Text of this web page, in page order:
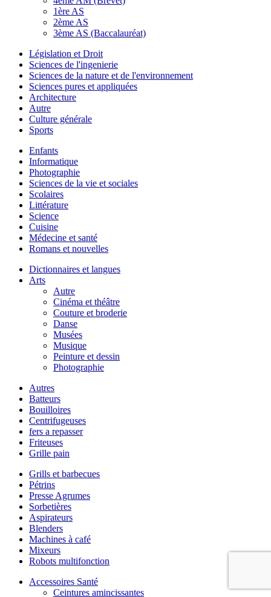
1ère AS
2ème AS
3ème AS (Baccalauréat)
Législation et Droit
Sciences de l'ingenierie
Sciences de la nature et de l'environnement
Sciences pures et appliquées
Architecture
Autre
Culture générale
Sports
Enfants
Informatique
Photographie
Sciences de la vie et sociales
Scolaires
Littérature
Science
Cuisine
Médecine et santé
Romans et nouvelles
Dictionnaires et langues
Arts
Autre
Cinéma et théâtre
Couture et broderie
Danse
Musées
Musique
Peinture et dessin
Photographie
Autres
Batteurs
Bouilloires
Centrifugeuses
fers a repasser
Friteuses
Grille pain
Grills et barbecues
Pétrins
Presse Agrumes
Sorbetières
Aspirateurs
Blenders
Machines à café
Mixeurs
Robots multifonction
Accessoires Santé
Ceintures amincissantes